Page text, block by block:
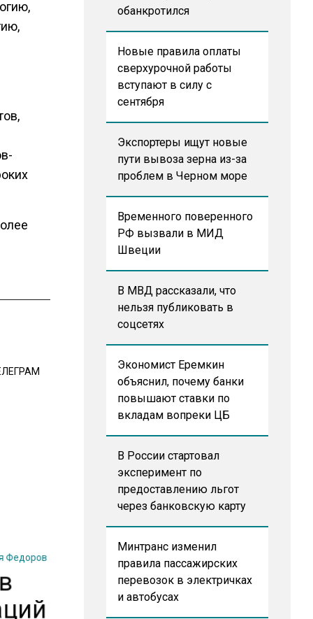
обанкротился
Новые правила оплаты
сверхурочной работы
вступают в силу с
сентября
Экспортеры ищут новые
пути вывоза зерна из-за
проблем в Черном море
Временного поверенного
РФ вызвали в МИД
Швеции
В МВД рассказали, что
нельзя публиковать в
соцсетях
Экономист Еремкин
объяснил, почему банки
повышают ставки по
вкладам вопреки ЦБ
В России стартовал
эксперимент по
предоставлению льгот
через банковскую карту
Минтранс изменил
правила пассажирских
перевозок в электричках
и автобусах